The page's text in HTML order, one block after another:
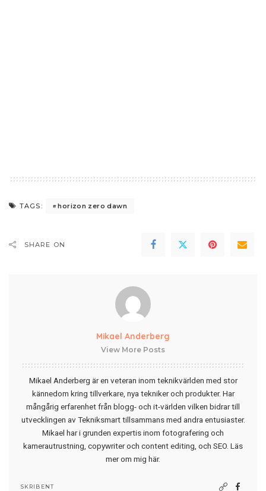
TAGS: horizon zero dawn
SHARE ON
Mikael Anderberg
View More Posts
Mikael Anderberg är en veteran inom teknikvärlden med stor
kännedom kring tillverkare, nya tekniker och produkter. Har
mångårig erfarenhet från blogg- och it-världen vilken bidrar till
utvecklingen av Tekniksmart tillsammans med andra entusiaster.
Mikael har i grunden expertis inom fotografering och
kamerautrustning, copywriter och content editing, och SEO. Läs
mer om mig här.
SKRIBENT